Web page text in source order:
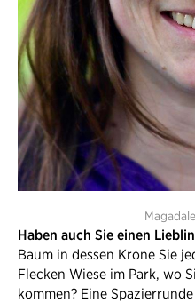
Haben auch Sie einen
Baum in dessen Krone Sie
Flecken Wiese im Park, wo
kommen? Eine